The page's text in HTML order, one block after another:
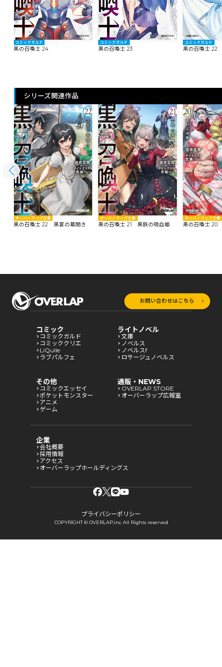
コミックガルド
黒の召喚士 24
コミックガルド
黒の召喚士 23
コミックガルド
黒の召喚士 22
シリーズ関連作品
オーバーラップ文庫
黒の召喚士 22 黒宴の幕開き
オーバーラップ文庫
黒の召喚士 21 黒鉄の吸血姫
オーバーラップ文庫
黒の召喚士 20
お問い合わせはこちら
コミック
コミックガルド
コミッククリエ
LiQulle
ラブパルフェ
ライトノベル
文庫
ノベルス
ノベルスf
ロサージュノベルス
その他
コミックエッセイ
ポケットモンスター
アニメ
ゲーム
通販・NEWS
OVERLAP STORE
オーバーラップ広報室
企業
会社概要
採用情報
アクセス
オーバーラップホールディングス
プライバシーポリシー
COPYRIGHT © OVERLAP,inc All Rights reserved